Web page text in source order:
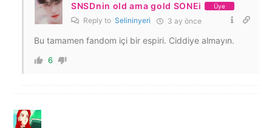
SNSDnin old ama gold SONEi Üye
Reply to Selininyeri 3 ay önce
Bu tamamen fandom içi bir espiri. Ciddiye almayın.
6